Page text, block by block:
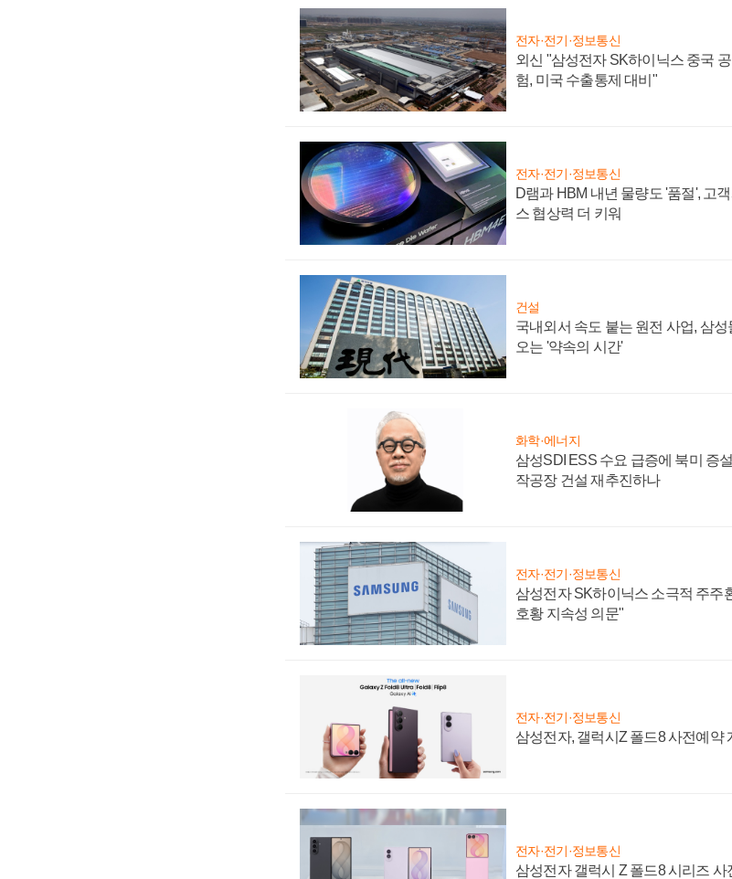
전자·전기·정보통신
외신 "삼성전자 SK하이닉스 중국
험, 미국 수출통제 대비"
전자·전기·정보통신
D램과 HBM 내년 물량도 '품절', 고
스 협상력 더 키워
건설
국내외서 속도 붙는 원전 사업, 삼
오는 '약속의 시간'
화학·에너지
삼성SDI ESS 수요 급증에 북미 증
작공장 건설 재추진하나
전자·전기·정보통신
삼성전자 SK하이닉스 소극적 주주
호황 지속성 의문"
전자·전기·정보통신
삼성전자, 갤럭시Z 폴드8 사전예약
전자·전기·정보통신
삼성전자 갤럭시 Z 폴드8 시리즈 사